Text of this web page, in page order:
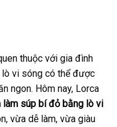
thuộc với gia đình
lò vi sóng có thể được
ngon. Hôm nay, Lorca
làm súp bí đỏ bằng lò vi
vừa dễ làm, vừa giàu